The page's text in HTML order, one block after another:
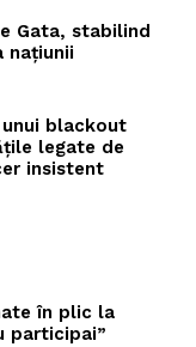
Gata, stabilind
națiunii
blackout
legate de
insistent
în plic la
participai”